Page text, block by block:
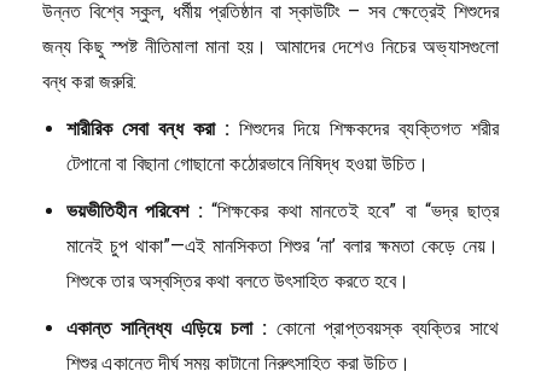
উন্নত বিশ্বে স্কুল, ধর্মীয় প্রতিষ্ঠান বা স্কাউটিং – সব ক্ষেত্রেই শিশুদের
জন্য কিছু স্পষ্ট নীতিমালা মানা হয়। আমাদের দেশেও নিচের অভ্যাসগুলো
বন্ধ করা জরুরি:
শারীরিক সেবা বন্ধ করা :শিশুদের দিয়ে শিক্ষকদের ব্যক্তিগত শরীর
টেপানো বা বিছানা গোছানো কঠোরভাবে নিষিদ্ধ হওয়া উচিত।
ভয়ভীতিহীন পরিবেশ :“শিক্ষকের কথা মানতেই হবে” বা “ভদ্র ছাত্র
মানেই চুপ থাকা”—এই মানসিকতা শিশুর ‘না’ বলার ক্ষমতা কেড়ে নেয়।
শিশুকে তার অস্বস্তির কথা বলতে উৎসাহিত করতে হবে।
একান্ত সান্নিধ্য এড়িয়ে চলা :কোনো প্রাপ্তবয়স্ক ব্যক্তির সাথে
শিশুর একান্তে দীর্ঘ সময় কাটানো নিরুৎসাহিত করা উচিত।